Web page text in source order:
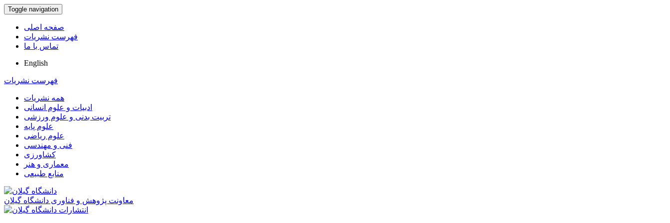
Toggle navigation
صفحه اصلی
فهرست نشریات
تماس با ما
English
فهرست نشریات
همه نشریات
ادبیات و علوم انسانی
تربیت بدنی و علوم ورزشی
علوم پایه
علوم ریاضی
فنی و مهندسی
کشاورزی
معماری و هنر
منابع طبیعی
معاونت پژوهش و فناوری دانشگاه گیلان